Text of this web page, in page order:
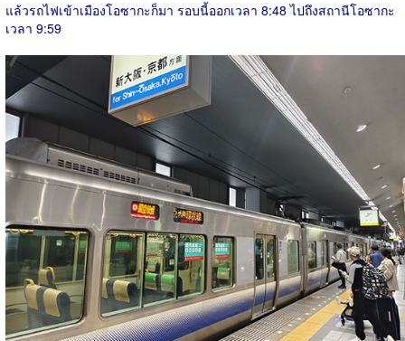
แล้วรถไฟเข้าเมืองโอซากะก็มา รอบนี้ออกเวลา 8:48 ไปถึงสถานีโอซากะ
เวลา 9:59